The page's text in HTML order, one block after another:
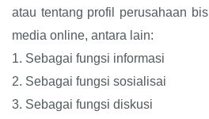
atau tentang profil perusahaan
media online, antara lain:
1. Sebagai fungsi informasi
2. Sebagai fungsi sosialisai
3. Sebagai fungsi diskusi